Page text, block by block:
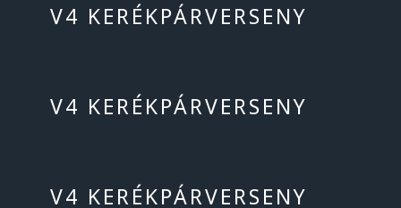
V4 KERÉKPÁRVERSENY
V4 KERÉKPÁRVERSENY
V4 KERÉKPÁRVERSENY